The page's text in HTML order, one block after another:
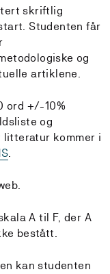
skriftlig
Studenten får
og
artiklene.
ord +/-10%
og
litteratur kommer i
.
A til F, der A
bestått.
kan studenten